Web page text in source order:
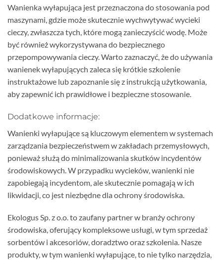
Wanienka wyłapująca jest przeznaczona do stosowania pod
maszynami, gdzie może skutecznie wychwytywać wycieki
cieczy, zwłaszcza tych, które mogą zanieczyścić wodę. Może
być również wykorzystywana do bezpiecznego
przepompowywania cieczy. Warto zaznaczyć, że do używania
wanienek wyłapujących zaleca się krótkie szkolenie
instruktażowe lub zapoznanie się z instrukcją użytkowania,
aby zapewnić ich prawidłowe i bezpieczne stosowanie.
Dodatkowe informacje:
Wanienki wyłapujące są kluczowym elementem w systemach
zarządzania bezpieczeństwem w zakładach przemysłowych,
ponieważ służą do minimalizowania skutków incydentów
środowiskowych. W przypadku wycieków, wanienki nie
zapobiegają incydentom, ale skutecznie pomagają w ich
likwidacji, co jest niezbędne dla ochrony środowiska.
Ekologus Sp. z o.o. to zaufany partner w branży ochrony
środowiska, oferujący kompleksowe usługi, w tym sprzedaż
sorbentów i akcesoriów, doradztwo oraz szkolenia. Nasze
produkty, w tym wanienki wyłapujące, to nie tylko narzędzia,